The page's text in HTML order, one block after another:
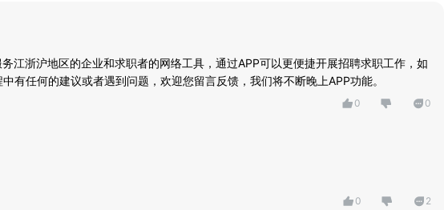
江浙沪地区的企业和求职者的网络工具，通过APP可以更便捷开展招聘求职工作，如
有任何的建议或者遇到问题，欢迎您留言反馈，我们将不断晚上APP功能。
0 0
0 2